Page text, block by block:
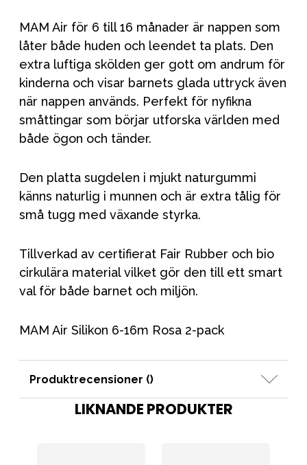
MAM Air för 6 till 16 månader är nappen som
låter både huden och leendet ta plats. Den
extra luftiga skölden ger gott om andrum för
kinderna och visar barnets glada uttryck även
när nappen används. Perfekt för nyfikna
småttingar som börjar utforska världen med
både ögon och tänder.
Den platta sugdelen i mjukt naturgummi
känns naturlig i munnen och är extra tålig för
små tugg med växande styrka.
Tillverkad av certifierat Fair Rubber och bio
cirkulära material vilket gör den till ett smart
val för både barnet och miljön.
MAM Air Silikon 6-16m Rosa 2-pack
Produktrecensioner ()
LIKNANDE PRODUKTER